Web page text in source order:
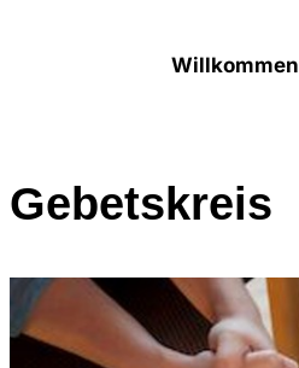
Willkommen
Gebetskreis